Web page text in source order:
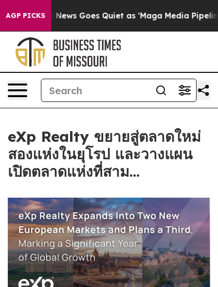
AGP PICKS
Fox News Goes Quiet as 'Maga Media Pipeline'
eXp Realty ขยายสู่ตลาดใหม่
สองแห่งในยุโรป และวางแผน
เปิดตลาดแห่งที่สาม…